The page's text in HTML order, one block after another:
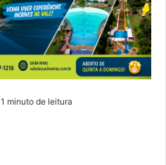
1 minuto de leitura